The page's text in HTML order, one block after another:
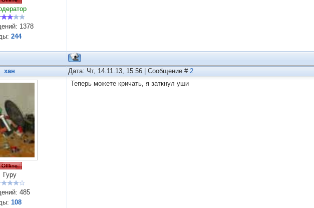
1378
244
хан Дата: Чт, 14.11.13, 15:56 | Сообщение # 2
Гуру
485
108
Теперь можете кричать, я заткнул уши